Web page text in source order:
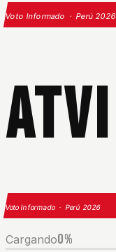
Voto Informado · Perú 2026
ATVI
Voto Informado · Perú 2026
Cargando0%